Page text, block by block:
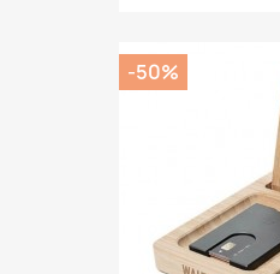
-50%